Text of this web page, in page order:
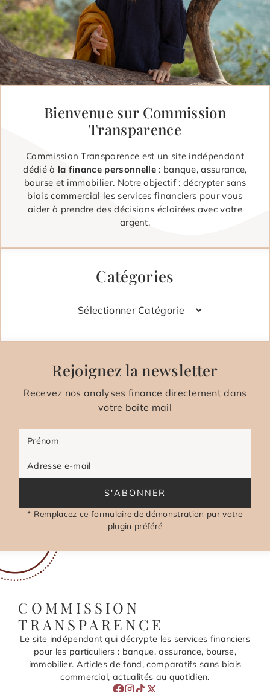
Bienvenue sur Commission
Transparence
Commission Transparence est un site indépendant
dédié à la finance personnelle: banque, assurance,
bourse et immobilier. Notre objectif : décrypter sans
biais commercial les services financiers pour vous
aider à prendre des décisions éclairées avec votre
argent.
Catégories
Catégories
Rejoignez la newsletter
Recevez nos analyses finance directement dans
votre boîte mail
Prénom
Adresse e-mail
S'ABONNER
* Remplacez ce formulaire de démonstration par votre
plugin préféré
COMMISSION
TRANSPARENCE
Le site indépendant qui décrypte les services financiers
pour les particuliers : banque, assurance, bourse,
immobilier. Articles de fond, comparatifs sans biais
commercial, actualités au quotidien.